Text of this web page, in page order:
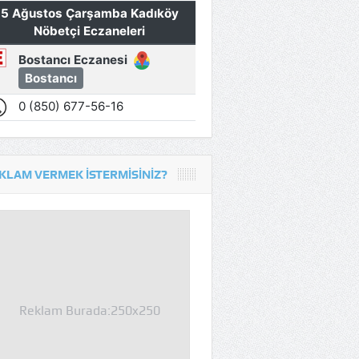
VERMEK İSTERMISINIZ?
Reklam Burada:250x250